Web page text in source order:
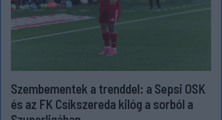
Szembementek a trenddel: a Sepsi OSK
és az FK Csíkszereda kilóg a sorból a